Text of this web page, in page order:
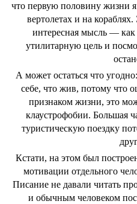
что первую половину жизни я
вертолетах и на
интересная мысль — как
утилитарную цель и
А может остаться что
себе, что жив, потому что
признаком жизни, это
клаустрофобии. Большая
туристическую поездку
Кстати, на этом был
мотивации отдельного
Писание не давали читать
и обычным человеком